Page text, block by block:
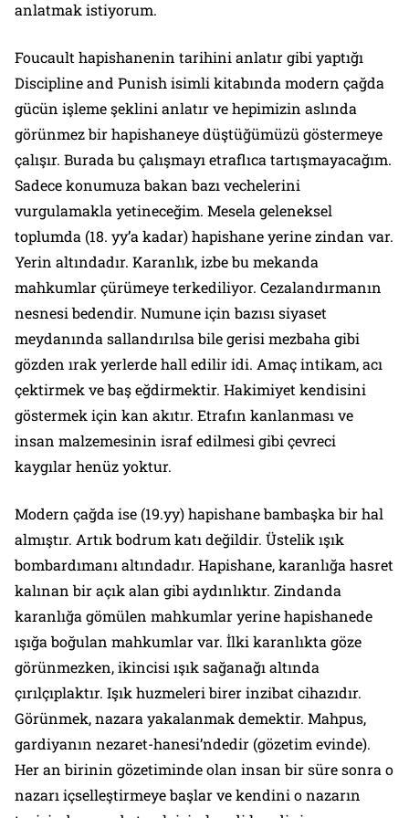
anlatmak istiyorum.
Foucault hapishanenin tarihini anlatır gibi yaptığı
Discipline and Punish isimli kitabında modern çağda
gücün işleme şeklini anlatır ve hepimizin aslında
görünmez bir hapishaneye düştüğümüzü göstermeye
çalışır. Burada bu çalışmayı etraflıca tartışmayacağım.
Sadece konumuza bakan bazı vechelerini
vurgulamakla yetineceğim. Mesela geleneksel
toplumda (18. yy’a kadar) hapishane yerine zindan var.
Yerin altındadır. Karanlık, izbe bu mekanda
mahkumlar çürümeye terkediliyor. Cezalandırmanın
nesnesi bedendir. Numune için bazısı siyaset
meydanında sallandırılsa bile gerisi mezbaha gibi
gözden ırak yerlerde hall edilir idi. Amaç intikam, acı
çektirmek ve baş eğdirmektir. Hakimiyet kendisini
göstermek için kan akıtır. Etrafın kanlanması ve
insan malzemesinin israf edilmesi gibi çevreci
kaygılar henüz yoktur.
Modern çağda ise (19.yy) hapishane bambaşka bir hal
almıştır. Artık bodrum katı değildir. Üstelik ışık
bombardımanı altındadır. Hapishane, karanlığa hasret
kalınan bir açık alan gibi aydınlıktır. Zindanda
karanlığa gömülen mahkumlar yerine hapishanede
ışığa boğulan mahkumlar var. İlki karanlıkta göze
görünmezken, ikincisi ışık sağanağı altında
çırılçıplaktır. Işık huzmeleri birer inzibat cihazıdır.
Görünmek, nazara yakalanmak demektir. Mahpus,
gardiyanın nezaret-hanesi’ndedir (gözetim evinde).
Her an birinin gözetiminde olan insan bir süre sonra o
nazarı içselleştirmeye başlar ve kendini o nazarın